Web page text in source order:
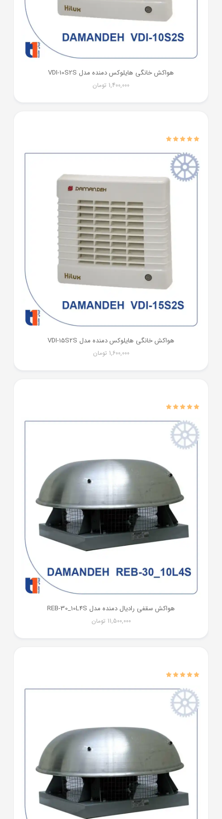
هواکش خانگی هایلوکس دمنده مدل VDI-10S2S
1,400,000 تومان
هواکش خانگی هایلوکس دمنده مدل VDI-15S2S
1,600,000 تومان
هواکش سقفی رادیال دمنده مدل REB-30_10L4S
11,500,000 تومان